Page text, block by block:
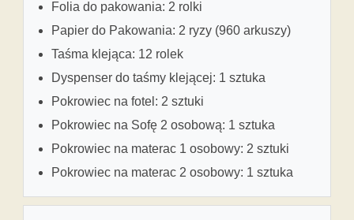
Folia do pakowania: 2 rolki
Papier do Pakowania: 2 ryzy (960 arkuszy)
Taśma klejąca: 12 rolek
Dyspenser do taśmy klejącej: 1 sztuka
Pokrowiec na fotel: 2 sztuki
Pokrowiec na Sofę 2 osobową: 1 sztuka
Pokrowiec na materac 1 osobowy: 2 sztuki
Pokrowiec na materac 2 osobowy: 1 sztuka